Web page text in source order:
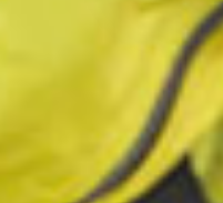
IN DEN